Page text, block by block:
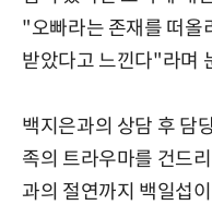
"오빠라는 존재를 떠올
받았다고 느낀다"라며
백지은과의 상담 후 담
족의 트라우마를 건드
과의 절연까지 백일섭